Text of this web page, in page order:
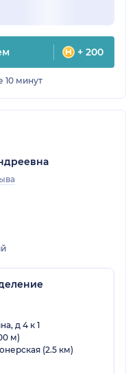
+ 200
10 минут
д 4 к 1
м)
(2.5 км)